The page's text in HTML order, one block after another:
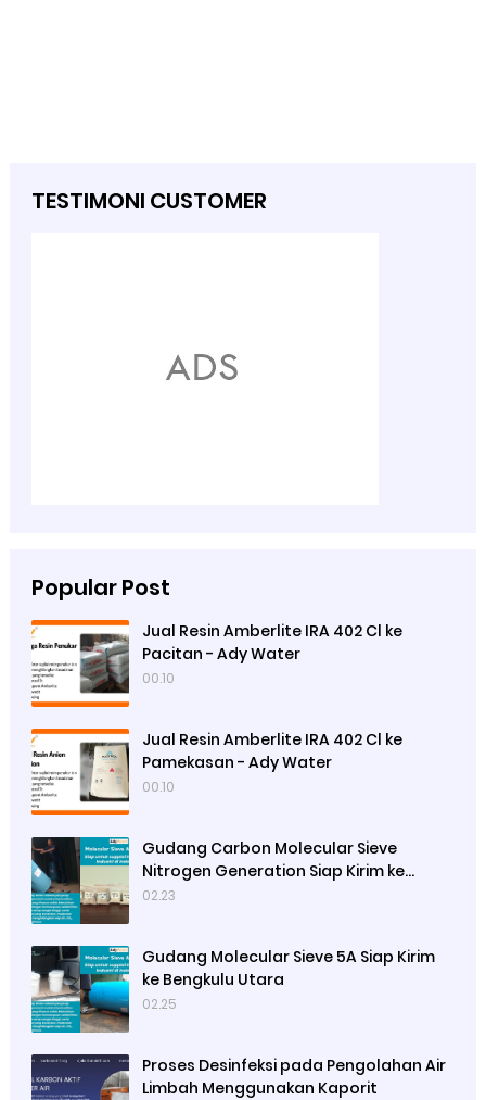
TESTIMONI CUSTOMER
Popular Post
Jual Resin Amberlite IRA 402 Cl ke
Pacitan - Ady Water
00.10
Jual Resin Amberlite IRA 402 Cl ke
Pamekasan - Ady Water
00.10
Gudang Carbon Molecular Sieve
Nitrogen Generation Siap Kirim ke
Sibolga
02.23
Gudang Molecular Sieve 5A Siap Kirim
ke Bengkulu Utara
02.25
Proses Desinfeksi pada Pengolahan Air
Limbah Menggunakan Kaporit